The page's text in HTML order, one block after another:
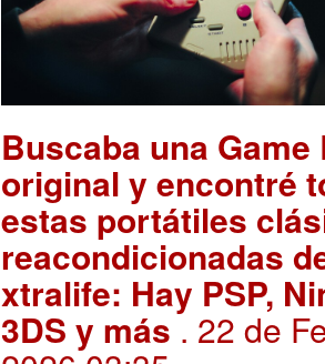
Buscaba una Game
original y encontré
estas portátiles
reacondicionadas
xtralife: Hay PSP,
3DS y más. 22 de